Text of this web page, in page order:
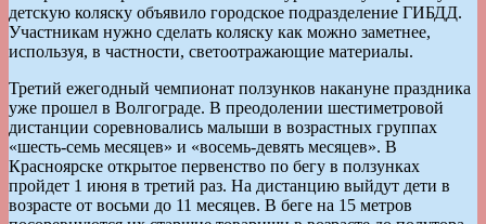
детскую коляску объявило городское подразделение ГИБДД.
Участникам нужно сделать коляску как можно заметнее,
используя, в частности, светоотражающие материалы.
Третий ежегодный чемпионат ползунков накануне праздника
уже прошел в Волгограде. В преодолении шестиметровой
дистанции соревновались малыши в возрастных группах
«шесть-семь месяцев» и «восемь-девять месяцев». В
Красноярске открытое первенство по бегу в ползунках
пройдет 1 июня в третий раз. На дистанцию выйдут дети в
возрасте от восьми до 11 месяцев. В беге на 15 метров